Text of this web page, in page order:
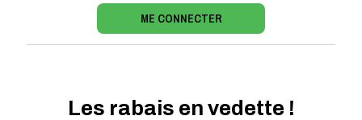
ME CONNECTER
Les rabais en vedette !